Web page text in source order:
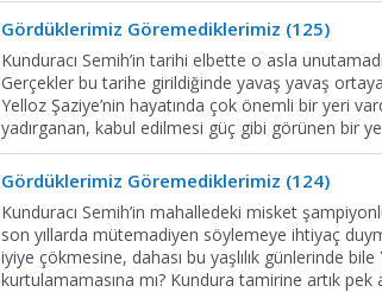
Gördüklerimiz Göremediklerimiz (125)
Kunduracı Semih’in tarihi elbette o asla
Gerçekler bu tarihe girildiğinde yavaş yavaş
Yelloz Şaziye’nin hayatında çok önemli bir yeri
yadırganan, kabul edilmesi güç gibi görünen bir
Gördüklerimiz Göremediklerimiz (124)
Kunduracı Semih’in mahalledeki misket
son yıllarda mütemadiyen söylemeye ihtiyaç
iyiye çökmesine, dahası bu yaşlılık günlerinde
kurtulamamasına mı? Kundura tamirine artık pek